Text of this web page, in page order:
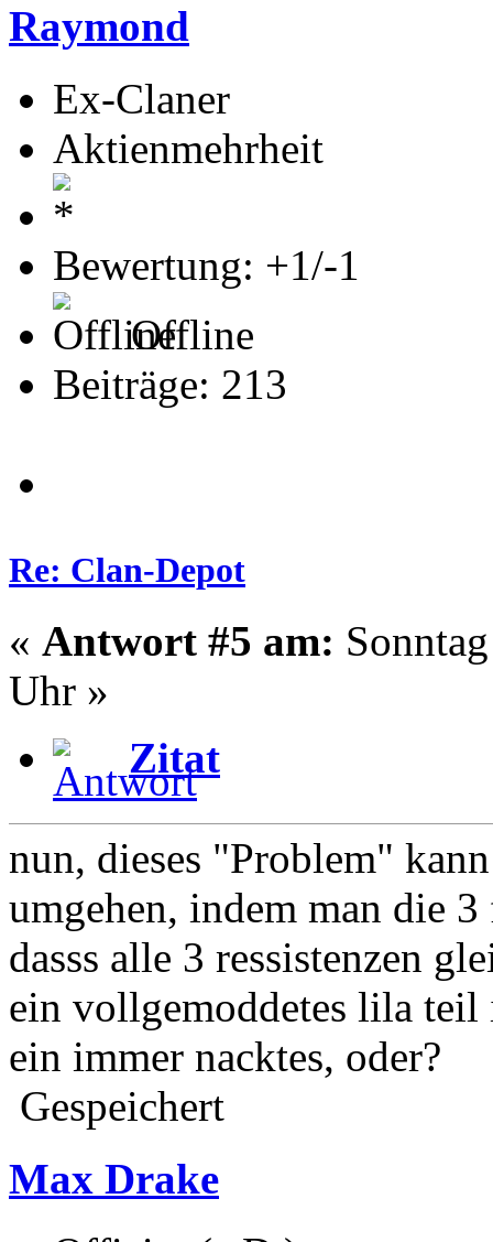
Raymond
Ex-Claner
Aktienmehrheit
Bewertung: +1/-1
Offline
Beiträge: 213
Re: Clan-Depot
« Antwort #5 am:
Uhr »
Zitat
nun, dieses "Problem"
umgehen, indem man die
dasss alle 3 ressistenzen
ein vollgemoddetes lila teil
ein immer nacktes, oder?
Gespeichert
Max Drake